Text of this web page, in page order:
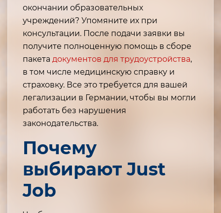
окончании образовательных
учреждений? Упомяните их при
консультации. После подачи заявки вы
получите полноценную помощь в сборе
пакета документов для трудоустройства,
в том числе медицинскую справку и
страховку. Все это требуется для вашей
легализации в Германии, чтобы вы могли
работать без нарушения
законодательства.
Почему
выбирают Just
Job